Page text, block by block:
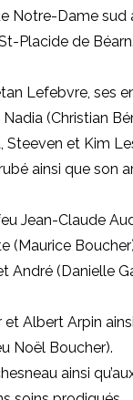
Notre-Dame sud
Placide de Béarn.
Lefebvre, ses
(Christian
Steeven et Kim
ainsi que son
Jean-Claude
(Maurice
André (Danielle
Albert Arpin
Noël Boucher).
ainsi